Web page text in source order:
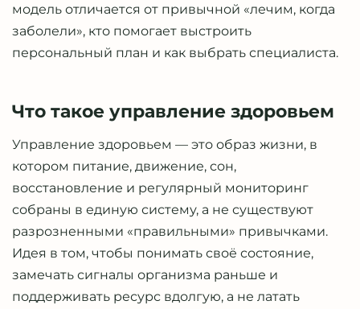
модель отличается от привычной «лечим, когда
заболели», кто помогает выстроить
персональный план и как выбрать специалиста.
Что такое управление здоровьем
Управление здоровьем — это образ жизни, в
котором питание, движение, сон,
восстановление и регулярный мониторинг
собраны в единую систему, а не существуют
разрозненными «правильными» привычками.
Идея в том, чтобы понимать своё состояние,
замечать сигналы организма раньше и
поддерживать ресурс вдолгую, а не латать